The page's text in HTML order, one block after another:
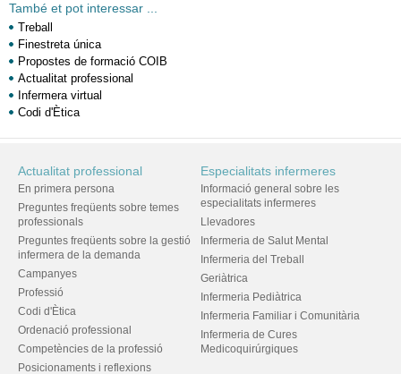
També et pot interessar ...
Treball
Finestreta única
Propostes de formació COIB
Actualitat professional
Infermera virtual
Codi d'Ètica
Actualitat professional
En primera persona
Preguntes freqüents sobre temes
professionals
Preguntes freqüents sobre la gestió
infermera de la demanda
Campanyes
Professió
Codi d'Ètica
Ordenació professional
Competències de la professió
Posicionaments i reflexions
Especialitats infermeres
Informació general sobre les
especialitats infermeres
Llevadores
Infermeria de Salut Mental
Infermeria del Treball
Geriàtrica
Infermeria Pediàtrica
Infermeria Familiar i Comunitària
Infermeria de Cures
Medicoquirúrgiques